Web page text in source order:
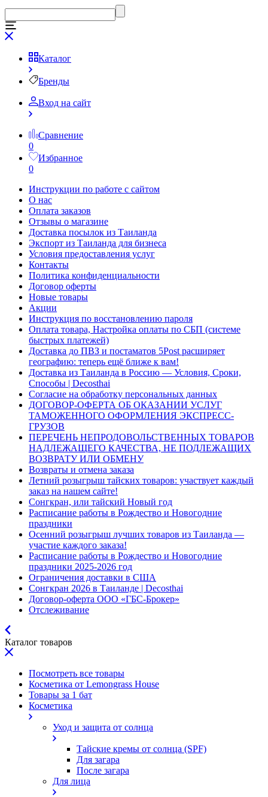
Каталог
Бренды
Вход на сайт
Сравнение
0
Избранное
0
Инструкции по работе с сайтом
О нас
Оплата заказов
Отзывы о магазине
Доставка посылок из Таиланда
Экспорт из Таиланда для бизнеса
Условия предоставления услуг
Контакты
Политика конфиденциальности
Договор оферты
Новые товары
Акции
Инструкция по восстановлению пароля
Оплата товара, Настройка оплаты по СБП (системе
быстрых платежей)
Доставка до ПВЗ и постаматов 5Post расширяет
географию: теперь ещё ближе к вам!
Доставка из Таиланда в Россию — Условия, Сроки,
Способы | Decosthai
Согласие на обработку персональных данных
ДОГОВОР-ОФЕРТА ОБ ОКАЗАНИИ УСЛУГ
ТАМОЖЕННОГО ОФОРМЛЕНИЯ ЭКСПРЕСС-
ГРУЗОВ
ПЕРЕЧЕНЬ НЕПРОДОВОЛЬСТВЕННЫХ ТОВАРОВ
НАДЛЕЖАЩЕГО КАЧЕСТВА, НЕ ПОДЛЕЖАЩИХ
ВОЗВРАТУ ИЛИ ОБМЕНУ
Возвраты и отмена заказа
Летний розыгрыш тайских товаров: участвует каждый
заказ на нашем сайте!
Сонгкран, или тайский Новый год
Расписание работы в Рождество и Новогодние
праздники
Осенний розыгрыш лучших товаров из Таиланда —
участие каждого заказа!
Расписание работы в Рождество и Новогодние
праздники 2025-2026 год
Ограничения доставки в США
Сонгкран 2026 в Таиланде | Decosthai
Договор-оферта ООО «ГБС-Брокер»
Отслеживание
Каталог товаров
Посмотреть все товары
Косметика от Lemongrass House
Товары за 1 бат
Косметика
Уход и защита от солнца
Тайские кремы от солнца (SPF)
Для загара
После загара
Для лица